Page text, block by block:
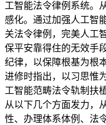
工智能法令律例系统。
感化。通过加强人工智
关法令律例，完美人工
保平安靠得住的无效手
纪律，以保障根基为根
进修时指出，以习思惟
工智能范畴法令轨制扶
从以下几个方面发力，
性、办理体系体例、法